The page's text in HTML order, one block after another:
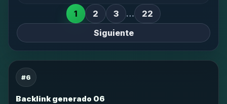
1
2 3 …
22
Siguiente
#6
Backlink generado 06